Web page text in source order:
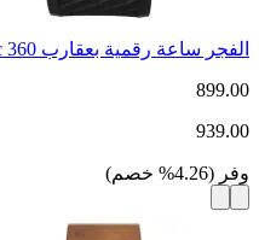
الفجر ساعة رقمية بعقارب Dynamic 360 - أسود - WH-24
899.00
939.00
وفر (
4.26
% خصم)